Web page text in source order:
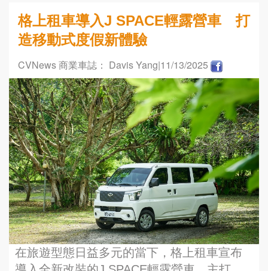
格上租車導入J SPACE輕露營車 打
造移動式度假新體驗
CVNews 商業車誌： Davis Yang|11/13/2025
在旅遊型態日益多元的當下，格上租車宣布